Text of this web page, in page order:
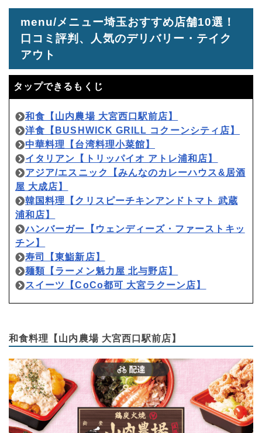
menu/メニュー埼玉おすすめ店舗10選！
口コミ評判、人気のデリバリー・テイク
アウト
タップできるもくじ
和食【山内農場 大宮西口駅前店】
洋食【BUSHWICK GRILL コクーンシティ店】
中華料理【台湾料理小菜館】
イタリアン【トリッパイオ アトレ浦和店】
アジア/エスニック【みんなのカレーハウス&居酒
屋 大成店】
韓国料理【クリスピーチキンアンドトマト 武蔵
浦和店】
ハンバーガー【ウェンディーズ・ファーストキッ
チン】
寿司【東鮨新店】
麺類【ラーメン魁力屋 北与野店】
スイーツ【CoCo都可 大宮ラクーン店】
和食料理【山内農場 大宮西口駅前店】